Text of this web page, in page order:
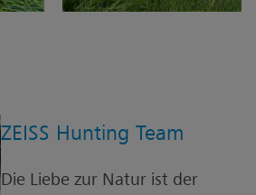
ZEISS Hunting Team
Die Liebe zur Natur ist der